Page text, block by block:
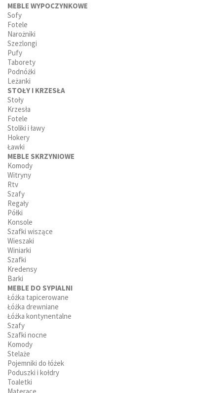
MEBLE WYPOCZYNKOWE
Sofy
Fotele
Narożniki
Szezlongi
Pufy
Taborety
Podnóżki
Leżanki
STOŁY I KRZESŁA
Stoły
Krzesła
Fotele
Stoliki i ławy
Hokery
Ławki
MEBLE SKRZYNIOWE
Komody
Witryny
Rtv
Szafy
Regały
Półki
Konsole
Szafki wiszące
Wieszaki
Winiarki
Szafki
Kredensy
Barki
MEBLE DO SYPIALNI
Łóżka tapicerowane
Łóżka drewniane
Łóżka kontynentalne
Szafy
Szafki nocne
Komody
Stelaże
Pojemniki do łóżek
Poduszki i kołdry
Toaletki
Materace